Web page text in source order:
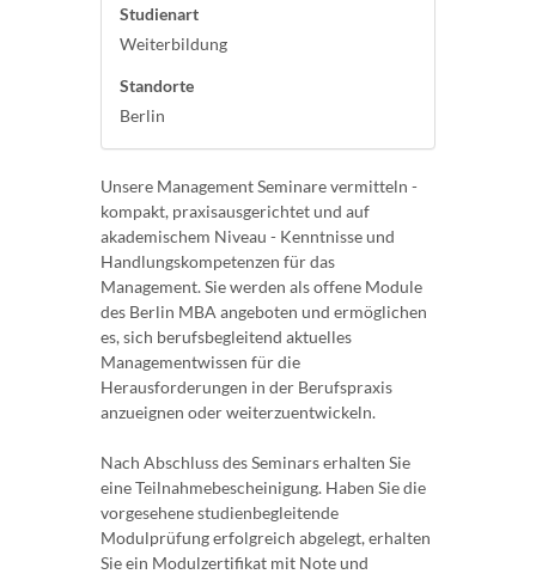
Studienart
Weiterbildung
Standorte
Berlin
Unsere Management Seminare vermitteln -
kompakt, praxisausgerichtet und auf
akademischem Niveau - Kenntnisse und
Handlungskompetenzen für das
Management. Sie werden als offene Module
des Berlin MBA angeboten und ermöglichen
es, sich berufsbegleitend aktuelles
Managementwissen für die
Herausforderungen in der Berufspraxis
anzueignen oder weiterzuentwickeln.
Nach Abschluss des Seminars erhalten Sie
eine Teilnahmebescheinigung. Haben Sie die
vorgesehene studienbegleitende
Modulprüfung erfolgreich abgelegt, erhalten
Sie ein Modulzertifikat mit Note und